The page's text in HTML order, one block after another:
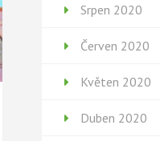
Srpen 2020
Červen 2020
Květen 2020
Duben 2020